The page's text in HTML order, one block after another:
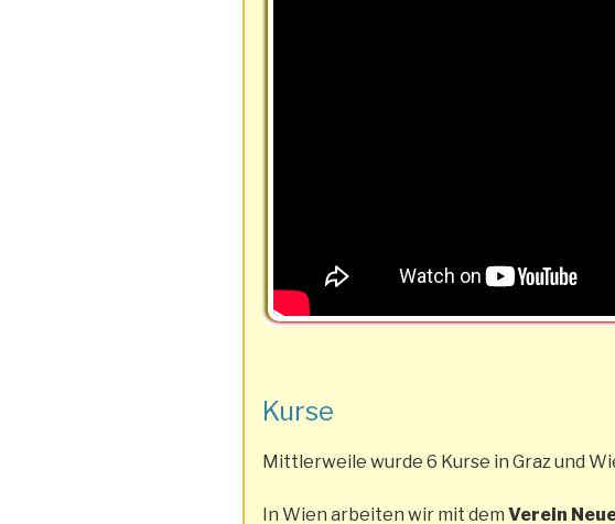
Kurse
Mittlerweile wurde 6 Kurse in Graz und
In Wien arbeiten wir mit demVerein